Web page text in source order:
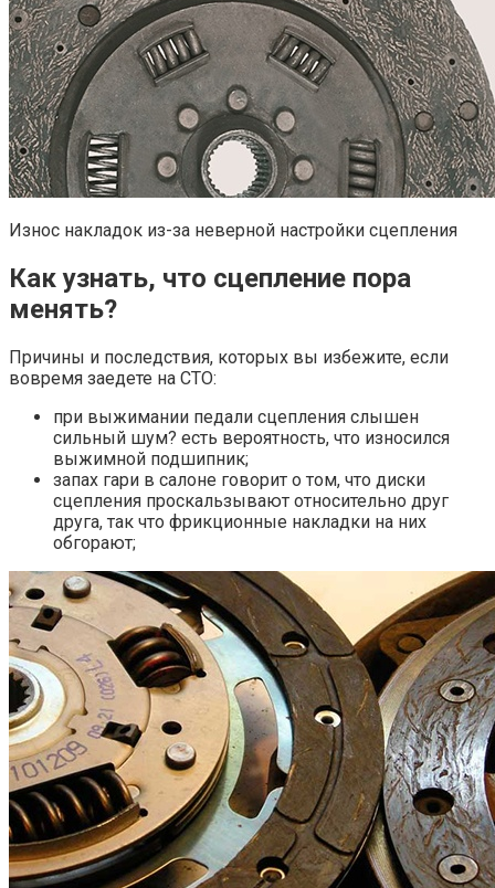
Износ накладок из-за неверной настройки сцепления
Как узнать, что сцепление пора
менять?
Причины и последствия, которых вы избежите, если
вовремя заедете на СТО:
при выжимании педали сцепления слышен
сильный шум? есть вероятность, что износился
выжимной подшипник;
запах гари в салоне говорит о том, что диски
сцепления проскальзывают относительно друг
друга, так что фрикционные накладки на них
обгорают;